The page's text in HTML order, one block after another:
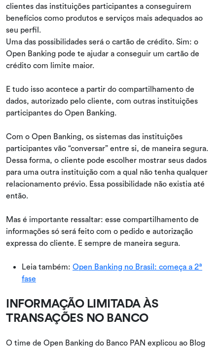
clientes das instituições participantes a conseguirem
benefícios como produtos e serviços mais adequados ao
seu perfil.
Uma das possibilidades será o cartão de crédito. Sim: o
Open Banking pode te ajudar a conseguir um cartão de
crédito com limite maior.
E tudo isso acontece a partir do compartilhamento de
dados, autorizado pelo cliente, com outras instituições
participantes do Open Banking.
Com o Open Banking, os sistemas das instituições
participantes vão “conversar” entre si, de maneira segura.
Dessa forma, o cliente pode escolher mostrar seus dados
para uma outra instituição com a qual não tenha qualquer
relacionamento prévio. Essa possibilidade não existia até
então.
Mas é importante ressaltar: esse compartilhamento de
informações só será feito com o pedido e autorização
expressa do cliente. E sempre de maneira segura.
Leia também: Open Banking no Brasil: começa a 2ª
fase
INFORMAÇÃO LIMITADA ÀS
TRANSAÇÕES NO BANCO
O time de Open Banking do Banco PAN explicou ao Blog